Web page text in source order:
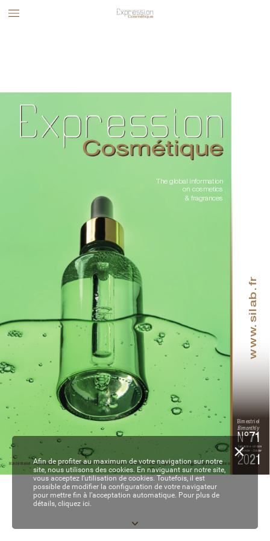
Marché Market / Réglementation Legislation / Formulation / Partenaires Partners / Recherche Research / Ingrédients / Parfumerie Fragrances  / Business
The global information
on cosmetics
& fragrances
Bimestriel
Bimonthly
N°71
Septembre - octobre
September - October
2021
www
.silab.fr
Afin de profiter au maximum de votre navigation sur notre
site, nous utilisons des cookies. En naviguant sur notre site,
vous acceptez l’utilisation de cookies. Toutefois, il est
possible de modifier la configuration de votre navigateur
pour mettre fin à l’acceptation automatique. Pour plus de
détails, cliquez ici.